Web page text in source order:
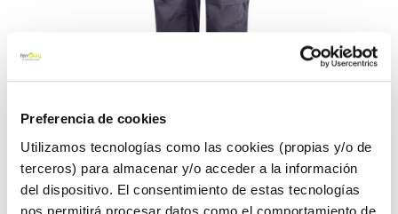
Preferencia de cookies
Utilizamos tecnologías como las cookies (propias y/o de
terceros) para almacenar y/o acceder a la información
del dispositivo. El consentimiento de estas tecnologías
nos permitirá procesar datos como el comportamiento de
Pantalon trabajo
multibolsillo azul marino
Saltar
comienzo